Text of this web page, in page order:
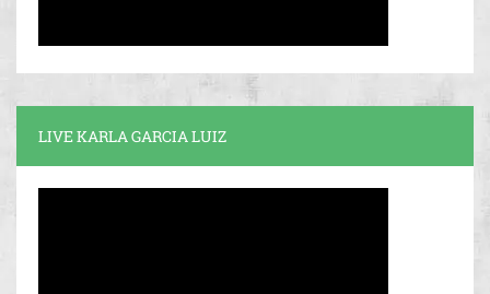
LIVE KARLA GARCIA LUIZ